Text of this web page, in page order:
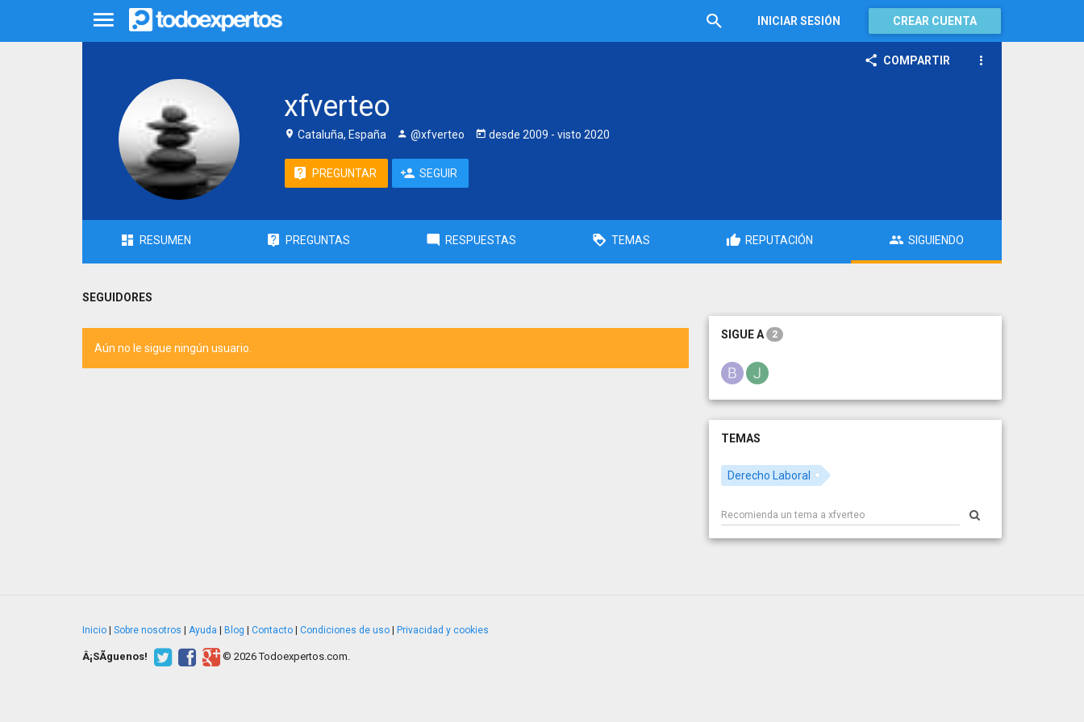
INICIAR SESIÓN CREAR CUENTA
COMPARTIR
xfverteo
Cataluña, España @xfverteo desde 2009 - visto 2020
PREGUNTAR SEGUIR
RESUMEN PREGUNTAS RESPUESTAS TEMAS REPUTACIÓN SIGUIENDO
SEGUIDORES
Aún no le sigue ningún usuario.
SIGUE A 2
TEMAS
Derecho Laboral
Inicio | Sobre nosotros | Ayuda | Blog | Contacto | Condiciones de uso | Privacidad y cookies
Â¡SÃ­guenos! © 2026 Todoexpertos.com.